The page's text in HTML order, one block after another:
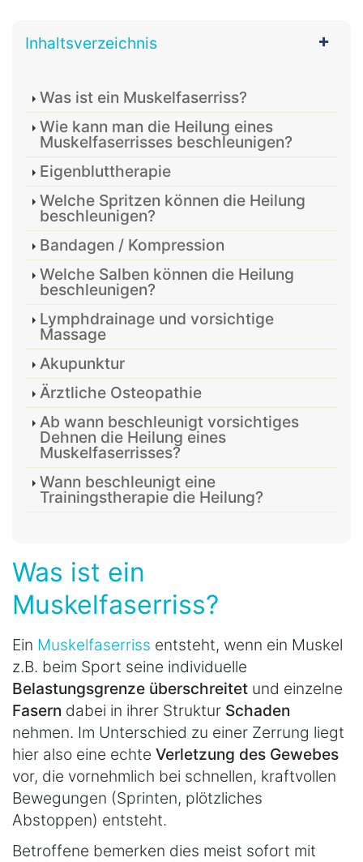
Inhaltsverzeichnis
Was ist ein Muskelfaserriss?
Wie kann man die Heilung eines
Muskelfaserrisses beschleunigen?
Eigenbluttherapie
Welche Spritzen können die Heilung
beschleunigen?
Bandagen / Kompression
Welche Salben können die Heilung
beschleunigen?
Lymphdrainage und vorsichtige
Massage
Akupunktur
Ärztliche Osteopathie
Ab wann beschleunigt vorsichtiges
Dehnen die Heilung eines
Muskelfaserrisses?
Wann beschleunigt eine
Trainingstherapie die Heilung?
Was ist ein
Muskelfaserriss?
Ein Muskelfaserriss entsteht, wenn ein Muskel
z.B. beim Sport seine individuelle
Belastungsgrenze überschreitet und einzelne
Fasern dabei in ihrer Struktur Schaden
nehmen. Im Unterschied zu einer Zerrung liegt
hier also eine echte Verletzung des Gewebes
vor, die vornehmlich bei schnellen, kraftvollen
Bewegungen (Sprinten, plötzliches
Abstoppen) entsteht.
Betroffene bemerken dies meist sofort mit